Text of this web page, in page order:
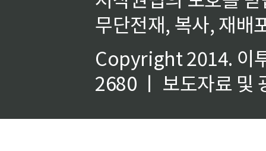
무단전재, 복사, 재배
Copyright 2014. 이
2680 ㅣ 보도자료